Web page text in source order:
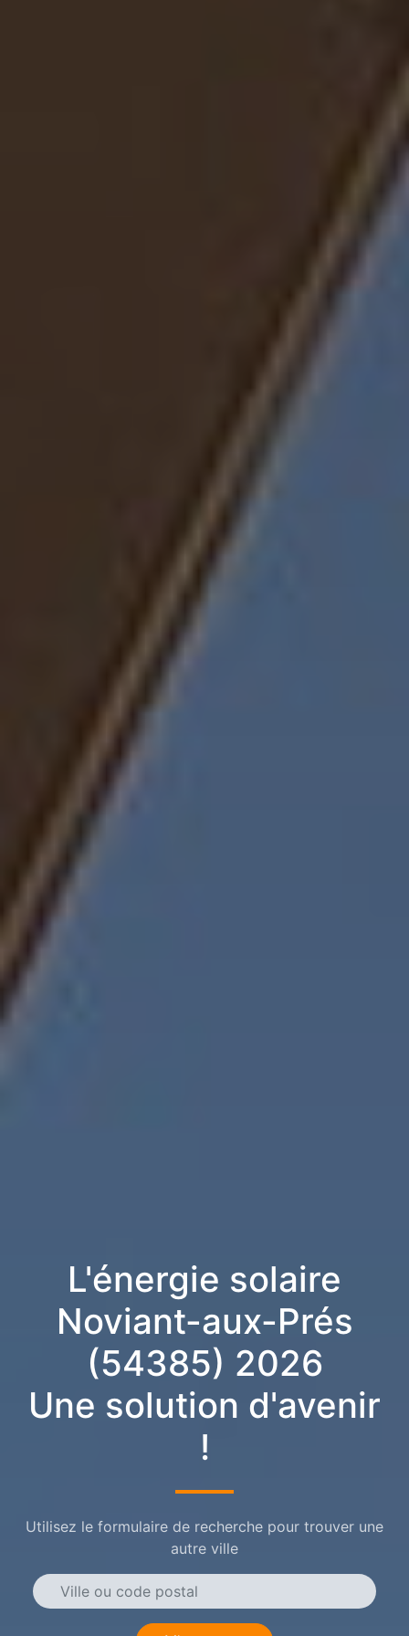
L'énergie solaire
Noviant-aux-Prés
(54385) 2026
Une solution d'avenir
!
Utilisez le formulaire de recherche pour trouver une
autre ville